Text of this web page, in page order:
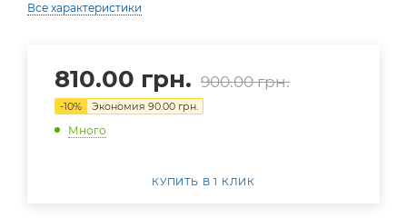
Все характеристики
810.00 грн. 900.00грн.
-10% Экономия 90.00 грн.
Много
КУПИТЬ В 1 КЛИК